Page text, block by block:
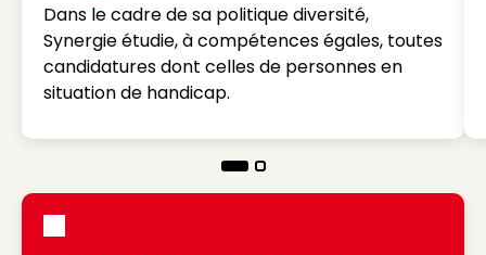
Dans le cadre de sa politique diversité,
Synergie étudie, à compétences égales, toutes
candidatures dont celles de personnes en
situation de handicap.